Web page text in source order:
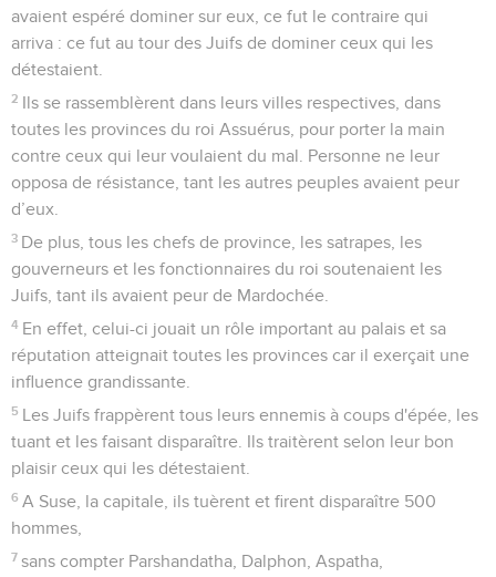
avaient espéré dominer sur eux, ce fut le contraire qui
arriva : ce fut au tour des Juifs de dominer ceux qui les
détestaient.
2 Ils se rassemblèrent dans leurs villes respectives, dans
toutes les provinces du roi Assuérus, pour porter la main
contre ceux qui leur voulaient du mal. Personne ne leur
opposa de résistance, tant les autres peuples avaient peur
d’eux.
3 De plus, tous les chefs de province, les satrapes, les
gouverneurs et les fonctionnaires du roi soutenaient les
Juifs, tant ils avaient peur de Mardochée.
4 En effet, celui-ci jouait un rôle important au palais et sa
réputation atteignait toutes les provinces car il exerçait une
influence grandissante.
5 Les Juifs frappèrent tous leurs ennemis à coups d'épée, les
tuant et les faisant disparaître. Ils traitèrent selon leur bon
plaisir ceux qui les détestaient.
6 A Suse, la capitale, ils tuèrent et firent disparaître 500
hommes,
7 sans compter Parshandatha, Dalphon, Aspatha,